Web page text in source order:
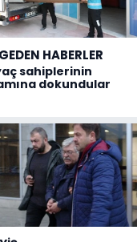
HABERLER
sahiplerinin
dokundular